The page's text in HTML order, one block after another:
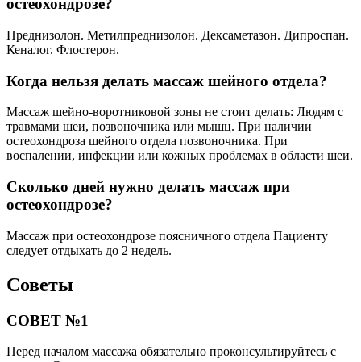
остеохондрозе?
Преднизолон. Метилпреднизолон. Дексаметазон. Дипроспан.
Кеналог. Флостерон.
Когда нельзя делать массаж шейного отдела?
Массаж шейно-воротниковой зоны не стоит делать: Людям с
травмами шеи, позвоночника или мышц. При наличии
остеохондроза шейного отдела позвоночника. При
воспалении, инфекции или кожных проблемах в области шеи.
Сколько дней нужно делать массаж при
остеохондрозе?
Массаж при остеохондрозе поясничного отдела Пациенту
следует отдыхать до 2 недель.
Советы
СОВЕТ №1
Перед началом массажа обязательно проконсультируйтесь с